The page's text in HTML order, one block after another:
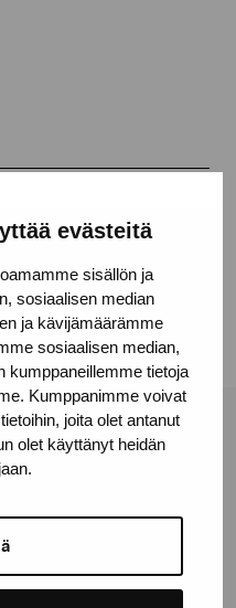
evästeitä
sisällön ja
sosiaalisen median
ja kävijämäärämme
sosiaalisen median,
kumppaneillemme tietoja
Kumppanimme voivat
joita olet antanut
olet käyttänyt heidän